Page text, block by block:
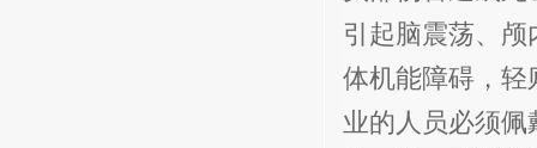
引起脑震荡、
体机能障碍，轻
业的人员必须佩